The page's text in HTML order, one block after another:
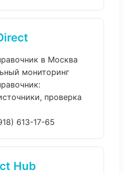
в Москва
мониторинг
проверка
613-17-65
Hub